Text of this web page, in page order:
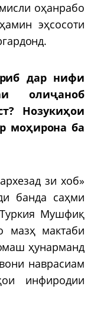
оҳанрабо
эҳсосоти
дар нифи
олиҷаноб
Нозукиҳои
моҳирона ба
зи хоб»
банда саҳми
Мушфиқ
мазҳ мактаби
ҳунарманд
наврасиам
инфиродии